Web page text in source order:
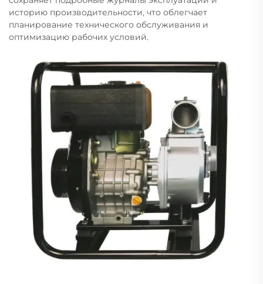
историю производительности, что облегчает
планирование технического обслуживания и
оптимизацию рабочих условий.